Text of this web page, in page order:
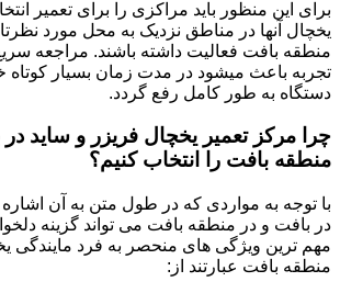
برای این منظور باید مراکزی را برای تعمیر
یخچال آنها در مناطق نزدیک به محل مورد
منطقه بافت فعالیت داشته باشند. مراجعه
تجربه باعث میشود در مدت زمان بسیار کوتاه
دستگاه به طور کامل رفع گردد.
چرا مرکز تعمیر یخچال فریزر و ساید در
منطقه بافت را انتخاب کنیم؟
با توجه به مواردی که در طول متن به آن
در بافت و در منطقه بافت می تواند گزینه
مهم ترین ویژگی های منحصر به فرد مایندگی
منطقه بافت عبارتند از: